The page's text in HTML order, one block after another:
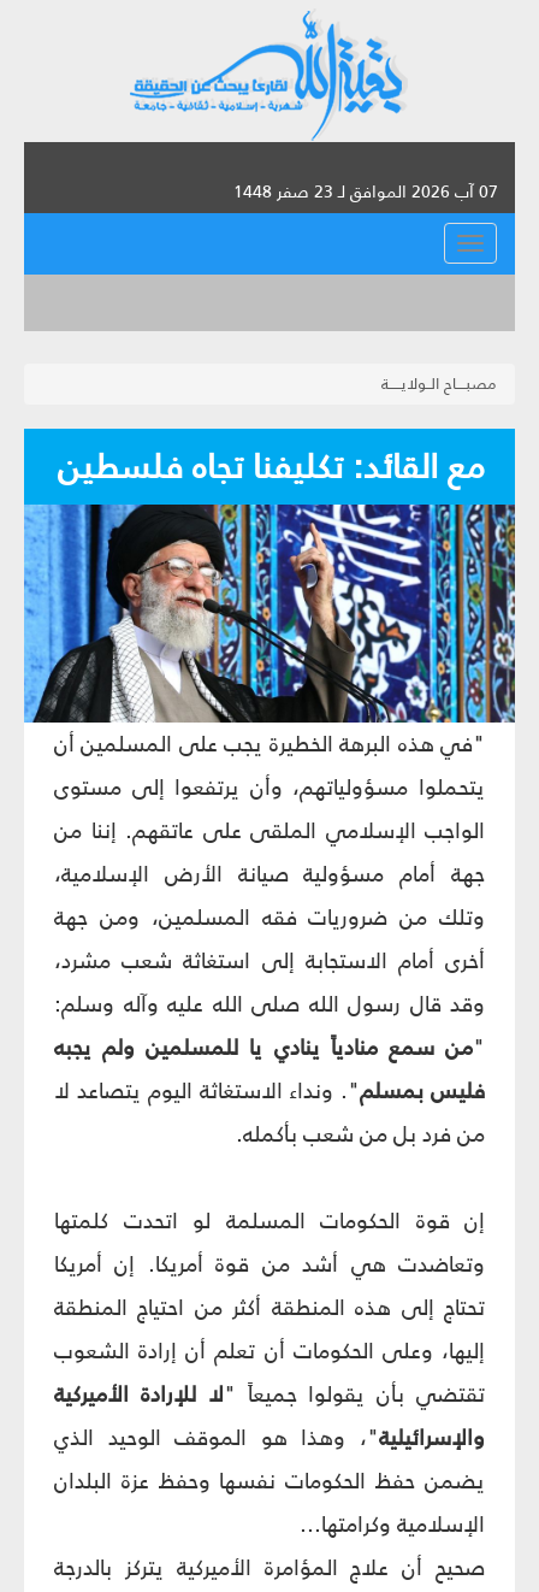
07 آب 2026 الموافق لـ 23 صفر 1448
القائمة
مصبــــاح الــولايـــــة
مع القائد: تكليفنا تجاه فلسطين‏
"في هذه البرهة الخطيرة يجب على المسلمين أن
يتحملوا مسؤولياتهم، وأن يرتفعوا إلى مستوى
الواجب الإسلامي الملقى على عاتقهم. إننا من
جهة أمام مسؤولية صيانة الأرض الإسلامية،
وتلك من ضروريات فقه المسلمين، ومن جهة
أخرى أمام الاستجابة إلى استغاثة شعب مشرد،
وقد قال رسول الله صلى الله عليه وآله وسلم:
"من سمع منادياً ينادي يا للمسلمين ولم يجبه
فليس بمسلم". ونداء الاستغاثة اليوم يتصاعد لا
من فرد بل من شعب بأكمله.
إن قوة الحكومات المسلمة لو اتحدت كلمتها
وتعاضدت هي أشد من قوة أمريكا. إن أمريكا
تحتاج إلى هذه المنطقة أكثر من احتياج المنطقة
إليها، وعلى الحكومات أن تعلم أن إرادة الشعوب
تقتضي بأن يقولوا جميعاً "لا للإرادة الأميركية
والإسرائيلية"، وهذا هو الموقف الوحيد الذي
يضمن حفظ الحكومات نفسها وحفظ عزة البلدان
الإسلامية وكرامتها...
صحيح أن علاج المؤامرة الأميركية يتركز بالدرجة